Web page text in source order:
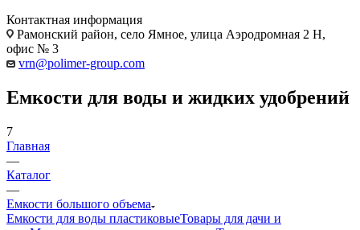
Контактная информация
Рамонский район, село Ямное, улица Аэродромная 2 Н,
офис № 3
vrn@polimer-group.com
Емкости для воды и жидких удобрений
7
Главная
—
Каталог
—
Емкости большого объема
Емкости для воды пластиковыеТовары для дачи и